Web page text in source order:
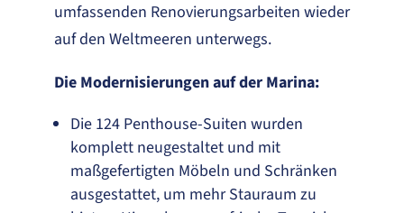
umfassenden Renovierungsarbeiten wieder
auf den Weltmeeren unterwegs.
Die Modernisierungen auf der Marina:
Die 124 Penthouse-Suiten wurden
komplett neugestaltet und mit
maßgefertigten Möbeln und Schränken
ausgestattet, um mehr Stauraum zu